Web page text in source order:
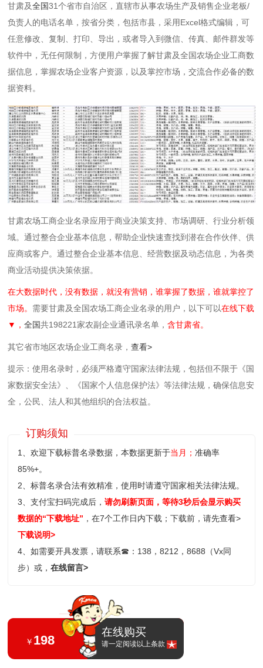
甘肃及全国31个省市自治区，直辖市从事农场生产及销售企业老板/
负责人的电话名单，按省分类，包括市县，采用Excel格式编辑，可
任意修改、复制、打印、导出，或者导入到微信、传真、邮件群发等
软件中，无任何限制，方便用户掌握了解甘肃及全国农场企业工商数
据信息，掌握农场企业客户资源，以及掌控市场，交流合作必备的数
据资料。
甘肃农场工商企业名录应用于商业决策支持、市场调研、行业分析领
域。通过整合企业基本信息，帮助企业快速查找到潜在合作伙伴、供
应商或客户。通过整合企业基本信息、经营数据及动态信息，为各类
商业活动提供决策依据。
在大数据时代，没有数据，就没有营销，谁掌握了数据，谁就掌控了
市场。 需要甘肃及全国农场工商企业名录的用户，以下可以在线下载
▼，全国共198221家农副企业通讯录名单，含甘肃省。
其它省市地区农场企业工商名录，查看>
提示：使用名录时，必须严格遵守国家法律法规，包括但不限于《国
家数据安全法》、《国家个人信息保护法》等‌法律法规，确保信息安
全，公民、法人和其他组织的合法权益。
订购须知
1、欢迎下载标普名录数据，本数据更新于当月；准确率
85%+。
2、标普名录合法有效精准，使用时请遵守国家相关法律法规。
3、支付宝扫码完成后，请勿刷新页面，等待3秒后会显示购买
数据的“下载地址” ，在7个工作日内下载；下载前，请先查看>
下载说明>
4、如需要开具发票，请联系☎ ：138，8212，8688（Vx同
步）或，在线留言>
￥ 198
在线购买
请一定阅读以上条款